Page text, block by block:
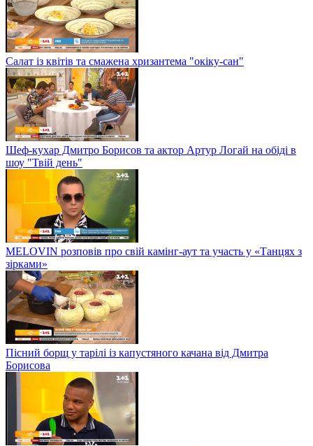
Салат із квітів та смажена хризантема "окіку-сан"
Шеф-кухар Дмитро Борисов та актор Артур Логай на обіді в
шоу "Твій день"
MELOVIN розповів про свій камінг-аут та участь у «Танцях з
зірками»
Пісний борщ у тарілі із капустяного качана від Дмитра
Борисова